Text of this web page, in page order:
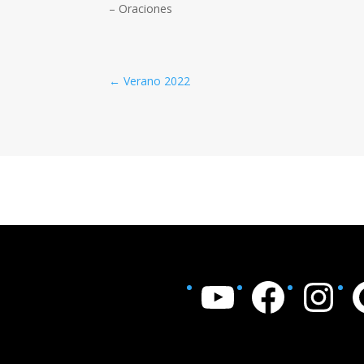
– Oraciones
←Verano 2022
YouTube Facebook Instagram